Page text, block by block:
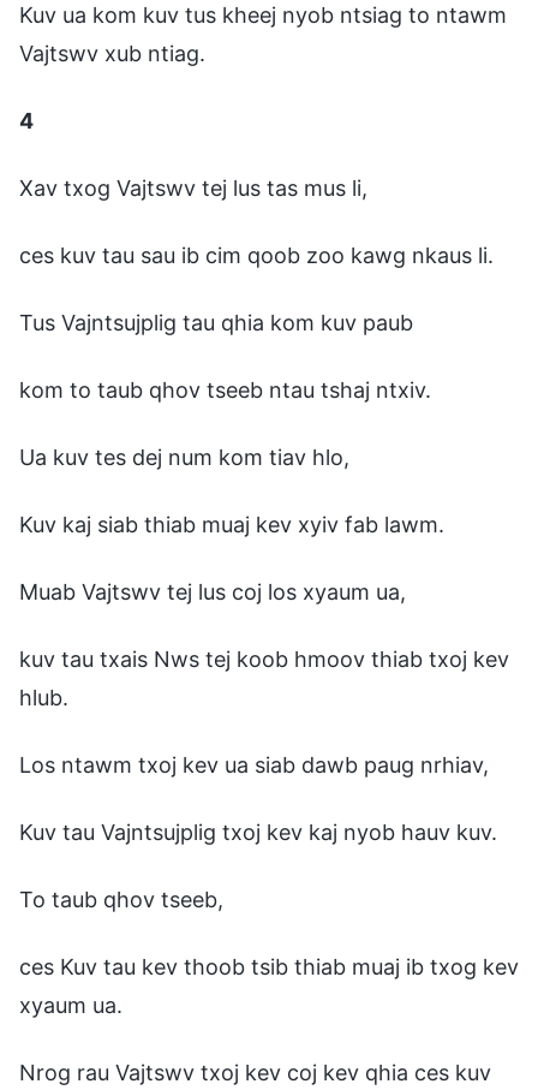
Kuv ua kom kuv tus kheej nyob ntsiag to ntawm
Vajtswv xub ntiag.
4
Xav txog Vajtswv tej lus tas mus li,
ces kuv tau sau ib cim qoob zoo kawg nkaus li.
Tus Vajntsujplig tau qhia kom kuv paub
kom to taub qhov tseeb ntau tshaj ntxiv.
Ua kuv tes dej num kom tiav hlo,
Kuv kaj siab thiab muaj kev xyiv fab lawm.
Muab Vajtswv tej lus coj los xyaum ua,
kuv tau txais Nws tej koob hmoov thiab txoj kev
hlub.
Los ntawm txoj kev ua siab dawb paug nrhiav,
Kuv tau Vajntsujplig txoj kev kaj nyob hauv kuv.
To taub qhov tseeb,
ces Kuv tau kev thoob tsib thiab muaj ib txog kev
xyaum ua.
Nrog rau Vajtswv txoj kev coj kev qhia ces kuv